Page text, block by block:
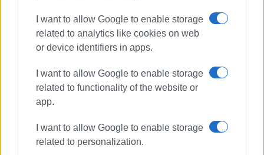
I want to allow Google to enable storage
related to analytics like cookies on web
or device identifiers in apps.
I want to allow Google to enable storage
related to functionality of the website or
app.
I want to allow Google to enable storage
related to personalization.
Βόρειας Κέρκυρας – Νέα τροπή
στην υπόθεση
34χρονος μοτοσικλετιστής μετά
από εκτροπή
«Παλιέ μου φίλε»: Οι αιχμές Ράμα
και Τσίπρα πίσω από τις